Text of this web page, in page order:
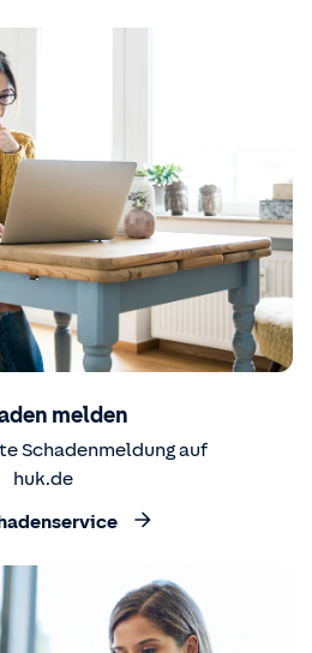
melden
Schadenmeldung auf
huk.de